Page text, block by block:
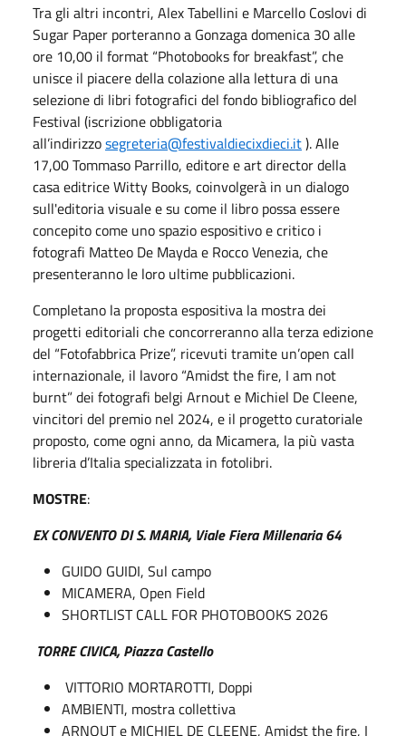
Tra gli altri incontri, Alex Tabellini e Marcello Coslovi di
Sugar Paper porteranno a Gonzaga domenica 30 alle
ore 10,00 il format “Photobooks for breakfast”, che
unisce il piacere della colazione alla lettura di una
selezione di libri fotografici del fondo bibliografico del
Festival (iscrizione obbligatoria
all’indirizzosegreteria@festivaldiecixdieci.it). Alle
17,00 Tommaso Parrillo, editore e art director della
casa editrice Witty Books, coinvolgerà in un dialogo
sull'editoria visuale e su come il libro possa essere
concepito come uno spazio espositivo e critico i
fotografi Matteo De Mayda e Rocco Venezia, che
presenteranno le loro ultime pubblicazioni.
Completano la proposta espositiva la mostra dei
progetti editoriali che concorreranno alla terza edizione
del “Fotofabbrica Prize”, ricevuti tramite un’open call
internazionale, il lavoro “Amidst the fire, I am not
burnt” dei fotografi belgi Arnout e Michiel De Cleene,
vincitori del premio nel 2024, e il progetto curatoriale
proposto, come ogni anno, da Micamera, la più vasta
libreria d’Italia specializzata in fotolibri.
MOSTRE:
EX CONVENTO DI S. MARIA, Viale Fiera Millenaria 64
GUIDO GUIDI, Sul campo
MICAMERA, Open Field
SHORTLIST CALL FOR PHOTOBOOKS 2026
TORRE CIVICA, Piazza Castello
VITTORIO MORTAROTTI, Doppi
AMBIENTI, mostra collettiva
ARNOUT e MICHIEL DE CLEENE, Amidst the fire, I